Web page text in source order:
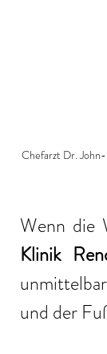
Chefarzt Dr.
Wenn die
Klinik
und der